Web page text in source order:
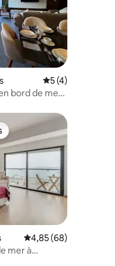
commentaires : 5 sur 5
Évaluation
5 (4)
bord de mer
commentaires : 5 sur 5
Évaluation moyenne
4,85 (68)
mer à